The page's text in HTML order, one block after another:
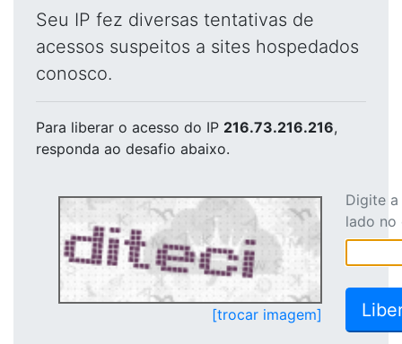
Seu IP fez diversas tentativas de
acessos suspeitos a sites hospedados
conosco.
Para liberar o acesso do IP 216.73.216.216,
responda ao desafio abaixo.
[trocar imagem]
Digite
lado no